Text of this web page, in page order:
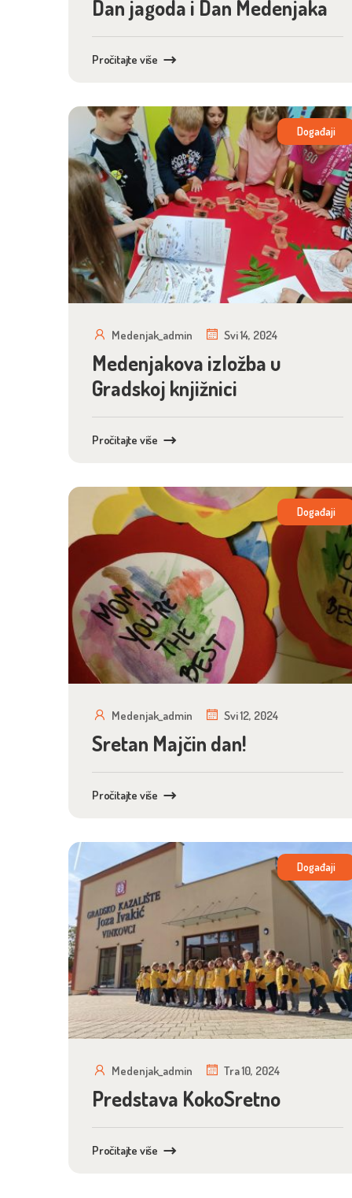
Dan jagoda i Dan Medenjaka
Pročitajte više
Događaji
Medenjak_admin Svi 14, 2024
Medenjakova izložba u
Gradskoj knjižnici
Pročitajte više
Događaji
Medenjak_admin Svi 12, 2024
Sretan Majčin dan!
Pročitajte više
Događaji
Medenjak_admin Tra 10, 2024
Predstava KokoSretno
Pročitajte više